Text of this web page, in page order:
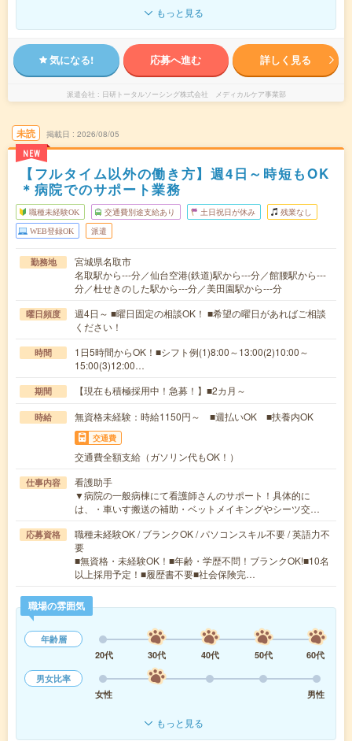
もっと見る
気になる! 応募へ進む 詳しく見る
派遣会社 日研トータルソーシング株式会社 メディカルケア事業部
未読
NEW
掲載日 2026/08/05
【フルタイム以外の働き方】週4日～時短もOK
＊病院でのサポート業務
職種未経験OK 交通費別途支給あり 土日祝日が休み 残業なし
WEB登録OK 派遣
勤務地
宮城県名取市
名取駅から---分／仙台空港(鉄道)駅から---分／館腰駅から---
分／杜せきのした駅から---分／美田園駅から---分
曜日頻度
週4日～ ■曜日固定の相談OK！ ■希望の曜日があればご相談
ください！
時間
1日5時間からOK！■シフト例(1)8:00～13:00(2)10:00～
15:00(3)12:00…
期間 【現在も積極採用中！急募！】■2カ月～
時給 無資格未経験：時給1150円～ ■週払いOK ■扶養内OK
交通費
交通費全額支給（ガソリン代もOK！）
仕事内容
看護助手
▼病院の一般病棟にて看護師さんのサポート！具体的に
は、・車いす搬送の補助・ベットメイキングやシーツ交…
応募資格
職種未経験OK / ブランクOK / パソコンスキル不要 / 英語力不
要
■無資格・未経験OK！■年齢・学歴不問！ブランクOK!■10名
以上採用予定！■履歴書不要■社会保険完…
職場の雰囲気
年齢層
20代
30代 40代 50代
60代
男女比率
女性
男性
もっと見る